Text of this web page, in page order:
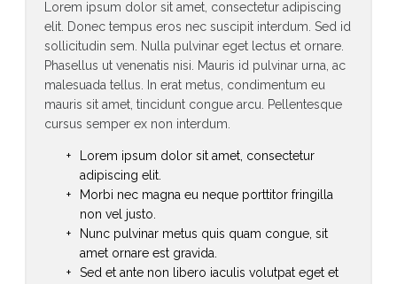
Lorem ipsum dolor sit amet, consectetur adipiscing
elit. Donec tempus eros nec suscipit interdum. Sed id
sollicitudin sem. Nulla pulvinar eget lectus et ornare.
Phasellus ut venenatis nisi. Mauris id pulvinar urna, ac
malesuada tellus. In erat metus, condimentum eu
mauris sit amet, tincidunt congue arcu. Pellentesque
cursus semper ex non interdum.
Lorem ipsum dolor sit amet, consectetur
adipiscing elit.
Morbi nec magna eu neque porttitor fringilla
non vel justo.
Nunc pulvinar metus quis quam congue, sit
amet ornare est gravida.
Sed et ante non libero iaculis volutpat eget et